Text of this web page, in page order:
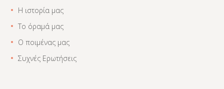
Η ιστορία μας
Το όραμά μας
Ο ποιμένας μας
Συχνές Ερωτήσεις